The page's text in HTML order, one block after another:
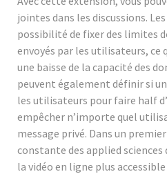
jointes dans les discussions.
possibilité de fixer des limites
envoyés par les utilisateurs, ce
une baisse de la capacité des
peuvent également définir si
les utilisateurs pour faire half
empêcher n’importe quel
message privé. Dans un
constante des applied
la vidéo en ligne plus